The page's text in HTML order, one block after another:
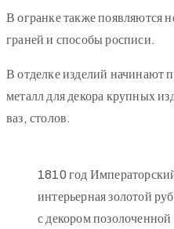
В огранке также появляются
граней и способы росписи.
В отделке изделий начинают
металл для декора крупных
ваз, столов.
1810 год
интерьерная золотой
с декором